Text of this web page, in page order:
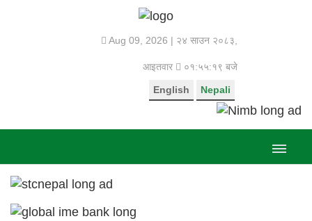
Aug 09, 2026 | २४ साउन २०८३,
आइतवार ०१:५५:१९ बजे
Nepali
English